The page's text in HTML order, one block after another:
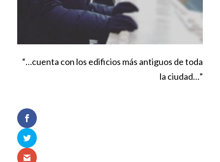
“…cuenta con los edificios más antiguos de toda
la ciudad…”